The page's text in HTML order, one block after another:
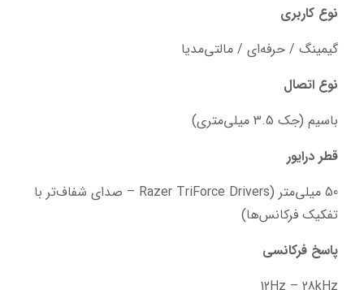
نوع کاربری
گیمینگ / حرفه‌ای / مالتی‌مدیا
نوع اتصال
باسیم (جک 3.5 میلی‌متری)
قطر درایور
تفکیک فرکانس‌ها)
پاسخ فرکانسی